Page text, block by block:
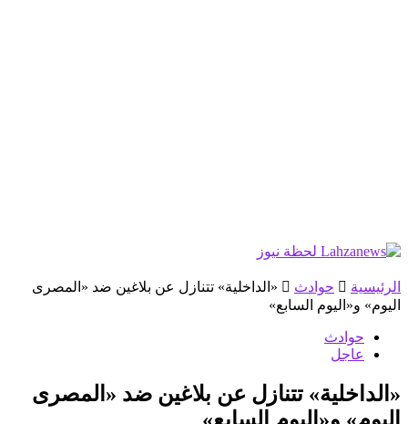
الرئيسية حوادث
«الداخلية» تتنازل عن بلاغين ضد «المصرى
اليوم» و«اليوم السابع»
حوادث
عاجل
«الداخلية» تتنازل عن بلاغين ضد «المصرى